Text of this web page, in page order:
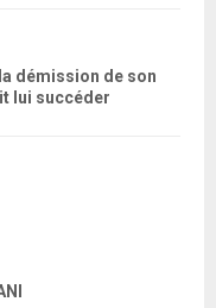
démission de son
lui succéder